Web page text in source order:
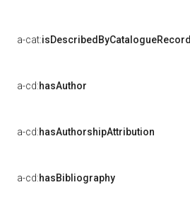
a-cat:isDescribedByCatalogueRecord
a-cd:hasAuthor
a-cd:hasAuthorshipAttribution
a-cd:hasBibliography